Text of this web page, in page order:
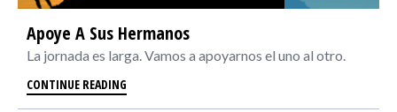
Apoye A Sus Hermanos
La jornada es larga. Vamos a apoyarnos el uno al otro.
CONTINUE READING